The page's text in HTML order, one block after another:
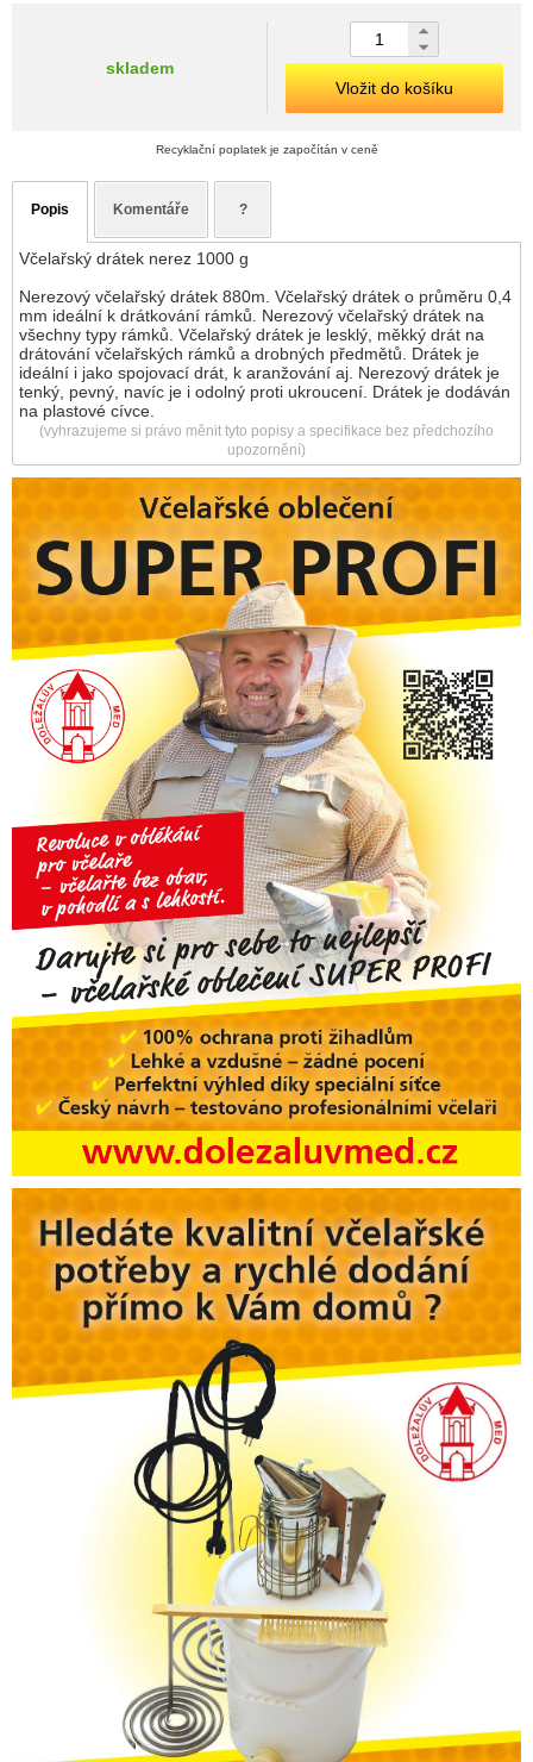
skladem
Vložit do košíku
Recyklační poplatek je započítán v ceně
Popis Komentáře ?
Včelařský drátek nerez 1000 g
Nerezový včelařský drátek 880m. Včelařský drátek o průměru 0,4
mm ideální k drátkování rámků. Nerezový včelařský drátek na
všechny typy rámků. Včelařský drátek je lesklý, měkký drát na
drátování včelařských rámků a drobných předmětů. Drátek je
ideální i jako spojovací drát, k aranžování aj. Nerezový drátek je
tenký, pevný, navíc je i odolný proti ukroucení. Drátek je dodáván
na plastové cívce.
(vyhrazujeme si právo měnit tyto popisy a specifikace bez předchozího
upozornění)